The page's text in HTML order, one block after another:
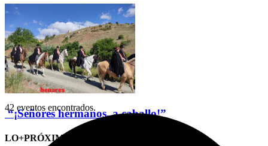
“¡Señores hermanos, a caballo!”
LO+PRÓXIMO (CITAS)
42 eventos encontrados.